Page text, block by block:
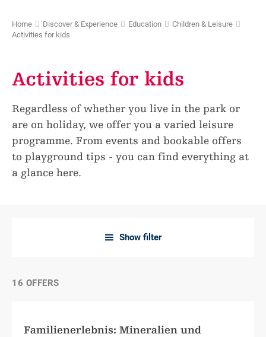
Home Discover & Experience Education
Children & Leisure
Activities for kids
Activities for kids
Regardless of whether you live in the park or
are on holiday, we offer you a varied leisure
programme. From events and bookable offers
to playground tips - you can find everything at
a glance here.
a Show filter
16 OFFERS
Familienerlebnis: Mineralien und